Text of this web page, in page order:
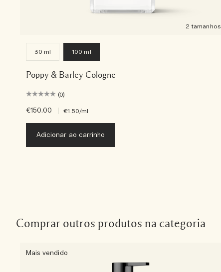
2 tamanhos
30 ml 100 ml
Poppy & Barley Cologne
(0)
€150.00 €1.50/ml
Adicionar ao carrinho
Comprar outros produtos na categoria
Mais vendido